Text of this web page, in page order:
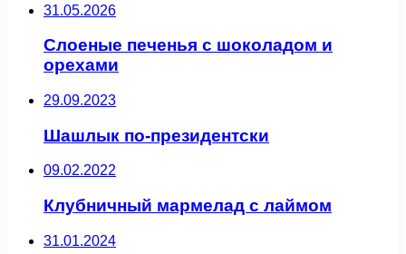
31.05.2026
Слоеные печенья с шоколадом и
орехами
29.09.2023
Шашлык по-президентски
09.02.2022
Клубничный мармелад с лаймом
31.01.2024